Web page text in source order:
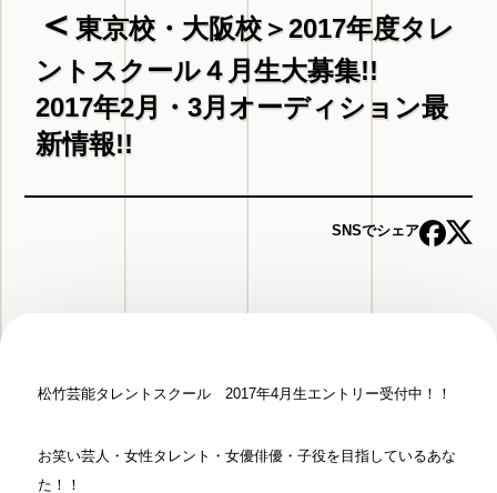
＜ 東京校・大阪校＞2017年度タレ
ントスクール４月生大募集!!
2017年2月・3月オーディション最
新情報!!
SNSでシェア
松竹芸能タレントスクール 2017年4月生エントリー受付中！！
お笑い芸人・女性タレント・女優俳優・子役を目指しているあな
た！！